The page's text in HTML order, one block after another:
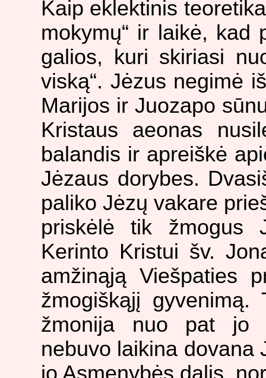
Kaip eklektinis
mokymų“ ir laikė, kad
galios, kuri skiriasi
viską“. Jėzus negimė
Marijos ir Juozapo
Kristaus aeonas
balandis ir apreiškė
Jėzaus dorybes.
paliko Jėzų vakare
priskėlė tik žmogus
Kerinto Kristui šv.
amžinąją Viešpaties
žmogiškąjį
žmonija nuo pat jo
nebuvo laikina dovana